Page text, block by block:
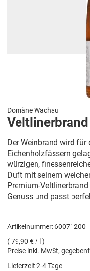
Domäne Wachau
Veltlinerbrand
Der Weinbrand wird
Eichenholzfässern
würzigen,
Duft mit seinem
Premium-
Genuss und passt
Artikelnummer: 60071200
( 79,90 € / l )
Preise inkl. MwSt,
Lieferzeit 2-4 Tage